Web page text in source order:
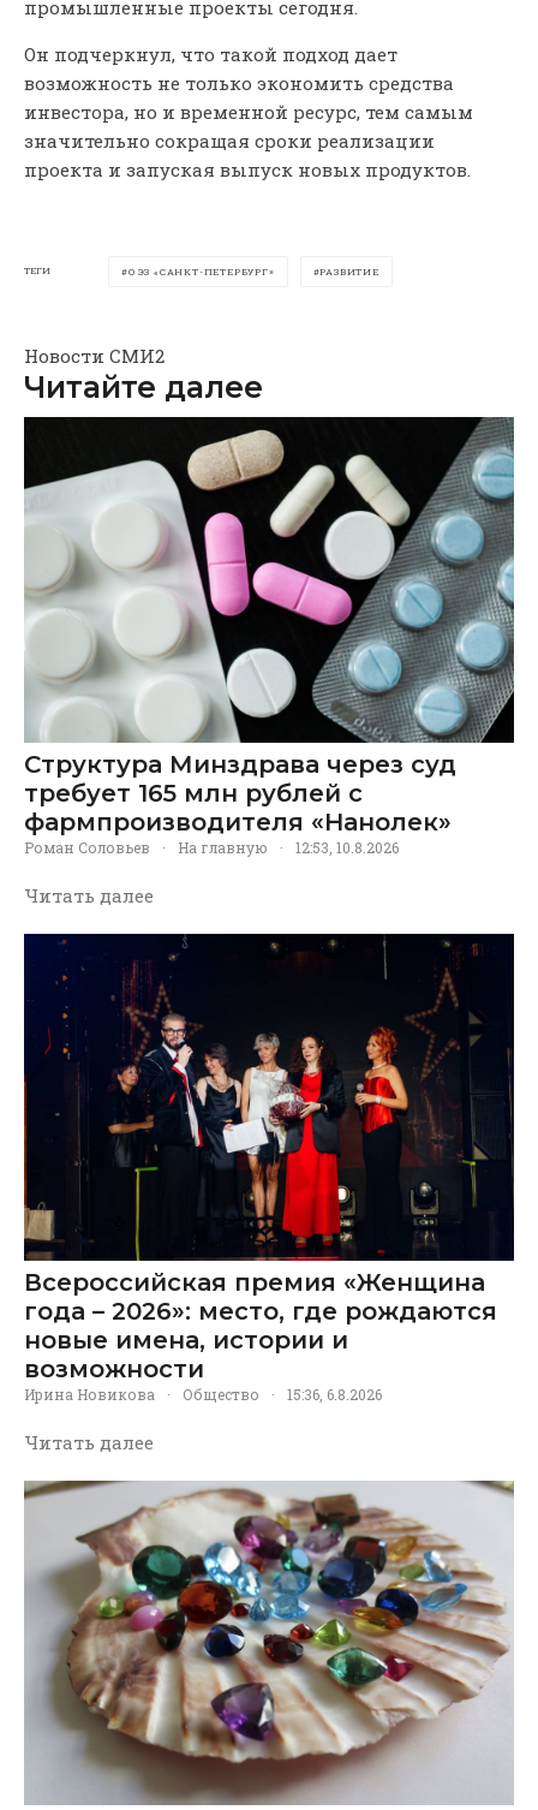
промышленные проекты сегодня.
Он подчеркнул, что такой подход дает
возможность не только экономить средства
инвестора, но и временной ресурс, тем самым
значительно сокращая сроки реализации
проекта и запуская выпуск новых продуктов.
ТЕГИ ОЭЗ «САНКТ-ПЕТЕРБУРГ» РАЗВИТИЕ
Новости СМИ2
Читайте далее
Структура Минздрава через суд
требует 165 млн рублей с
фармпроизводителя «Нанолек»
Роман Соловьев · На главную · 12:53, 10.8.2026
Читать далее
Всероссийская премия «Женщина
года – 2026»: место, где рождаются
новые имена, истории и
возможности
Ирина Новикова · Общество · 15:36, 6.8.2026
Читать далее